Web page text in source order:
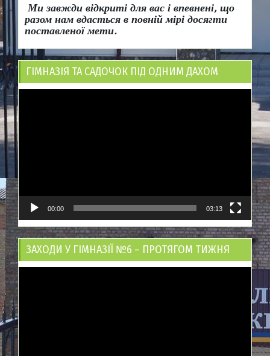
Ми завжди відкриті для вас і впевнені, що
разом нам вдасться в повній мірі досягти
поставленої мети.
ГІМНАЗІЯ ТА САДОЧОК ПІД ОДНИМ ДАХОМ
00:00 03:13
ЗАХОДИ У ГІМНАЗІЇ №6 – ПРОТЯГОМ ТИЖНЯ